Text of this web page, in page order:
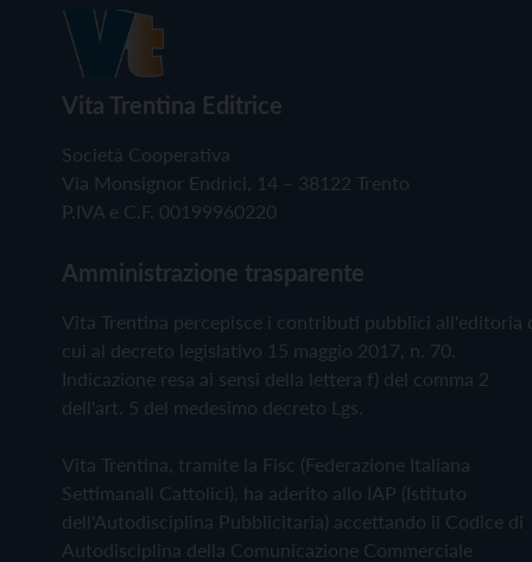
Vita Trentina Editrice
Società Cooperativa
Via Monsignor Endrici, 14 – 38122 Trento
P.IVA e C.F. 00199960220
Amministrazione trasparente
Vita Trentina percepisce i contributi pubblici all'editoria
cui al decreto legislativo 15 maggio 2017, n. 70.
Indicazione resa ai sensi della lettera f) del comma 2
dell'art. 5 del medesimo decreto Lgs.
Vita Trentina, tramite la Fisc (Federazione Italiana
Settimanali Cattolici), ha aderito allo IAP (Istituto
dell'Autodisciplina Pubblicitaria) accettando il Codice di
Autodisciplina della Comunicazione Commerciale